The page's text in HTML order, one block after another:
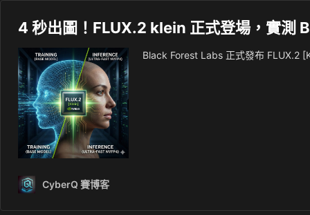
4 秒出圖！FLUX.2 klein 正式登場，實測
Black Forest Labs 正式發布 FLUX.2
CyberQ 賽博客